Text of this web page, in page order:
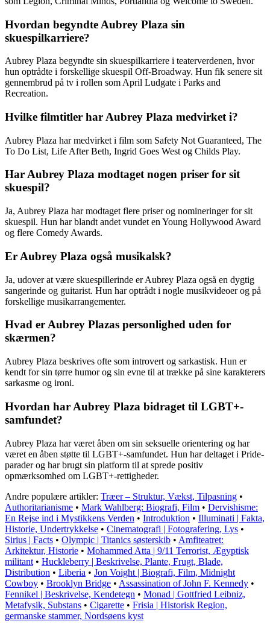
Hvordan begyndte Aubrey Plaza sin
skuespilkarriere?
Aubrey Plaza begyndte sin skuespilkarriere i teaterverdenen, hvor
hun optrådte i forskellige skuespil Off-Broadway. Hun fik senere sit
gennembrud på tv i rollen som April Ludgate i Parks and
Recreation.
Hvilke filmtitler har Aubrey Plaza medvirket i?
Aubrey Plaza har medvirket i film som Safety Not Guaranteed, The
To Do List, Life After Beth, Ingrid Goes West og Childs Play.
Har Aubrey Plaza modtaget nogen priser for sit
skuespil?
Ja, Aubrey Plaza har modtaget flere priser og nomineringer for sit
skuespil. Hun har blandt andet vundet en Young Hollywood Award
og flere Comedy Awards.
Er Aubrey Plaza også musikalsk?
Ja, udover at være skuespillerinde er Aubrey Plaza også en dygtig
sangerinde og guitarist. Hun har optrådt i nogle musikvideoer og på
forskellige musikarrangementer.
Hvad er Aubrey Plazas personlighed uden for
skærmen?
Aubrey Plaza beskrives ofte som introvert og sarkastisk. Hun er
kendt for sin tørre humor og sin evne til at trække på sine karakterers
sarkasme og ironi.
Hvordan har Aubrey Plaza bidraget til LGBT+-
samfundet?
Aubrey Plaza har været åben om sin seksuelle orientering og har
været en åben støtte til LGBT+-samfundet. Hun har deltaget i Pride-
parader og har brugt sin platform til at sprede positiv
opmærksomhed om LGBT+-rettigheder.
Andre populære artikler: Træer – Struktur, Vækst, Tilpasning •
Authoritarianisme • Mark Wahlberg: Biografi, Film • Dervishisme:
En Rejse ind i Mystikkens Verden • Introduktion • Illuminati | Fakta,
Historie, Undertrykkelse • Cinematografi | Fotografering, Lys •
Sirius | Facts • Olympic | Titanics søsterskib • Amfiteatret:
Arkitektur, Historie • Mohammed Atta | 9/11 Terrorist, Ægyptisk
militant • Huckleberry | Beskrivelse, Plante, Frugt, Blade,
Distribution • Liberia • Jon Voight | Biografi, Film, Midnight
Cowboy • Brooklyn Bridge • Assassination of John F. Kennedy •
Fennikel | Beskrivelse, Kendetegn • Monad | Gottfried Leibniz,
Metafysik, Substans • Cigarette • Frisia | Historisk Region,
germanske stammer, Nordsøens kyst